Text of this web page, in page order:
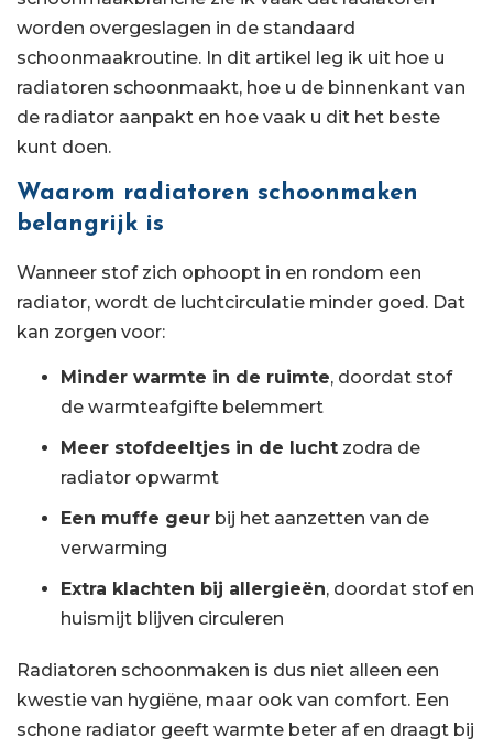
worden overgeslagen in de standaard
schoonmaakroutine. In dit artikel leg ik uit hoe u
radiatoren schoonmaakt, hoe u de binnenkant van
de radiator aanpakt en hoe vaak u dit het beste
kunt doen.
Waarom radiatoren schoonmaken
belangrijk is
Wanneer stof zich ophoopt in en rondom een
radiator, wordt de luchtcirculatie minder goed. Dat
kan zorgen voor:
Minder warmte in de ruimte, doordat stof
de warmteafgifte belemmert
Meer stofdeeltjes in de lucht zodra de
radiator opwarmt
Een muffe geur bij het aanzetten van de
verwarming
Extra klachten bij allergieën, doordat stof en
huismijt blijven circuleren
Radiatoren schoonmaken is dus niet alleen een
kwestie van hygiëne, maar ook van comfort. Een
schone radiator geeft warmte beter af en draagt bij